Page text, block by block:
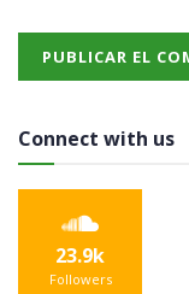
Connect with us
23.9k
Followers